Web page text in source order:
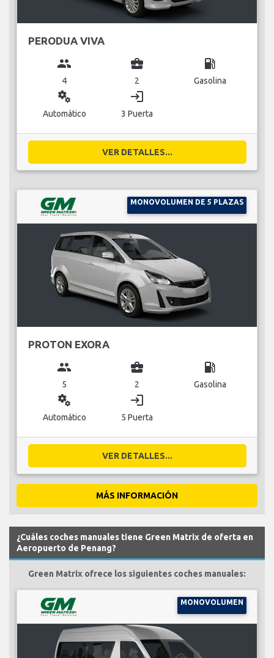
PERODUA VIVA
group
4
business_center
2
local_gas_station
Gasolina
miscellaneous_services
Automático
login
3 Puerta
VER DETALLES...
MONOVOLUMEN DE 5 PLAZAS
PROTON EXORA
group
5
business_center
2
local_gas_station
Gasolina
miscellaneous_services
Automático
login
5 Puerta
VER DETALLES...
MÁS INFORMACIÓN
¿Cuáles coches manuales tiene Green Matrix de oferta en
Aeropuerto de Penang?
Green Matrix ofrece los siguientes coches manuales:
MONOVOLUMEN